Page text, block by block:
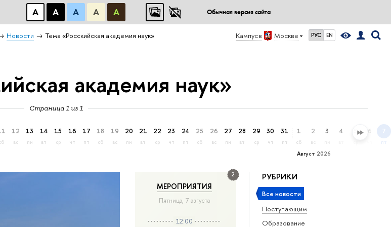
А А А А А Обычная версия сайта
Кампус в Москве РУС EN
Новости Тема «Росскийская академия наук»
академия наук»
Страница 1 из 1
12
вс
13
пн
14
вт
15
ср
16
чт
17
пт
18
сб
19
вс
20
пн
21
вт
22
ср
23
чт
24
пт
25
сб
26
вс
27
пн
28
вт
29
ср
30
чт
31
пт
Август 2026
1
сб
2
вс
3 4 5 6 7
пт
РУБРИКИ
Все новости
Поступающим
Образование
2
МЕРОПРИЯТИЯ
Пятница, 7 августа
12:00